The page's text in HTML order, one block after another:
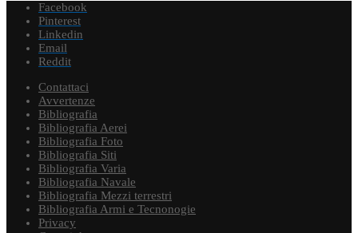
Facebook
Pinterest
Linkedin
Email
Reddit
Contattaci
Avvertenze
Bibliografia
Bibliografia Aerei
Bibliografia Foto
Bibliografia Siti
Bibliografia Varia
Bibliografia Navale
Bibliografia Mezzi terrestri
Bibliografia Armi e Tecnonogie
Privacy